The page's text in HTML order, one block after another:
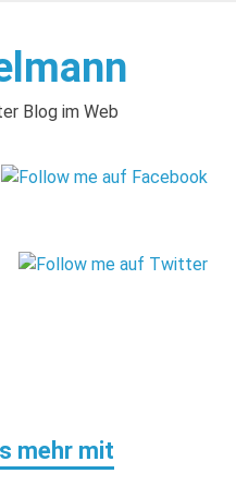
Blog im Web
mehr mit